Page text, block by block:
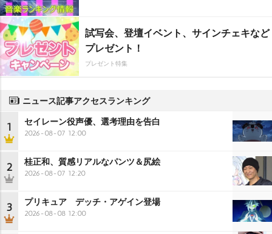
試写会、登壇イベント、サインチェキなど
プレゼント！
プレゼント特集
ニュース記事アクセスランキング
1 セイレーン役声優、選考理由を告白
2026-08-07 12:00
2 桂正和、質感リアルなパンツ＆尻絵
2026-08-07 12:20
3 プリキュア デッチ・アゲイン登場
2026-08-08 12:00